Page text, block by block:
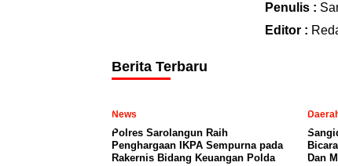
Penulis :
Editor :
Berita Terbaru
News
Polres Sarolangun Raih
Penghargaan IKPA Sempurna pada
Rakernis Bidang Keuangan Polda
Dan